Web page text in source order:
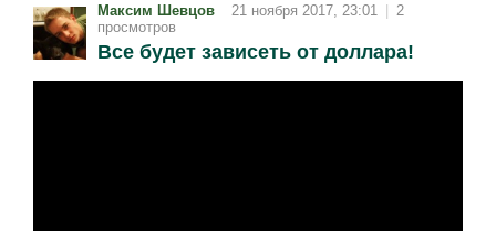
Максим Шевцов 21 ноября 2017, 23:01
2
просмотров
Все будет зависеть от доллара!